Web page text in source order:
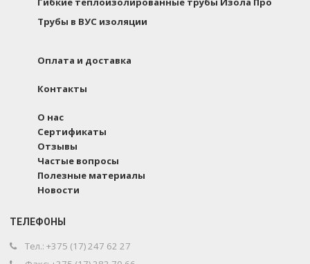
Трубы в ВУС изоляции
Оплата и доставка
Контакты
О нас
Сертификаты
Отзывы
Частые вопросы
Полезные материалы
Новости
ТЕЛЕФОНЫ
Тел.: +375 (17) 247 62 27